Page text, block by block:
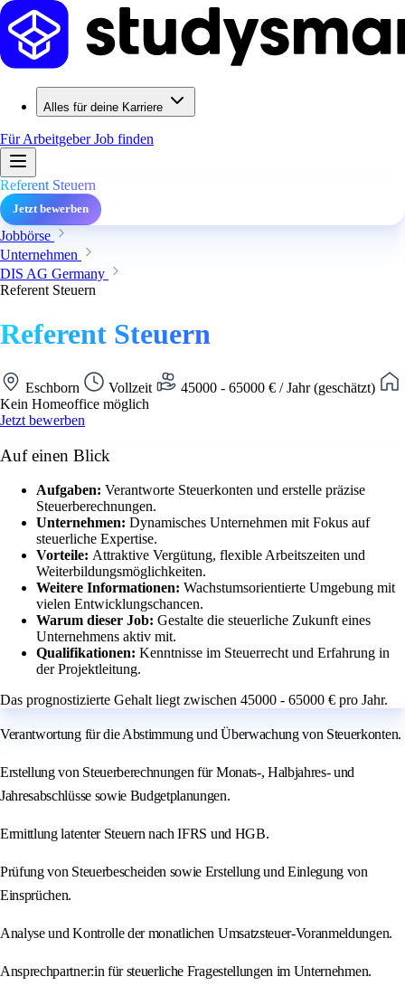
Alles für deine Karriere
Für ArbeitgeberJob finden
Referent Steuern
Jetzt bewerben
Jobbörse
Unternehmen
DIS AG Germany
Referent Steuern
Referent Steuern
Eschborn Vollzeit
45000 - 65000 € / Jahr (geschätzt)
Kein Homeoffice möglich
Jetzt bewerben
Auf einen Blick
Aufgaben: Verantworte Steuerkonten und erstelle präzise
Steuerberechnungen.
Unternehmen: Dynamisches Unternehmen mit Fokus auf
steuerliche Expertise.
Vorteile: Attraktive Vergütung, flexible Arbeitszeiten und
Weiterbildungsmöglichkeiten.
Weitere Informationen: Wachstumsorientierte Umgebung mit
vielen Entwicklungschancen.
Warum dieser Job: Gestalte die steuerliche Zukunft eines
Unternehmens aktiv mit.
Qualifikationen: Kenntnisse im Steuerrecht und Erfahrung in
der Projektleitung.
Das prognostizierte Gehalt liegt zwischen 45000 - 65000 € pro Jahr.
Verantwortung für die Abstimmung und Überwachung von Steuerkonten.
Erstellung von Steuerberechnungen für Monats-, Halbjahres- und
Jahresabschlüsse sowie Budgetplanungen.
Ermittlung latenter Steuern nach IFRS und HGB.
Prüfung von Steuerbescheiden sowie Erstellung und Einlegung von
Einsprüchen.
Analyse und Kontrolle der monatlichen Umsatzsteuer-Voranmeldungen.
Ansprechpartner:in für steuerliche Fragestellungen im Unternehmen.